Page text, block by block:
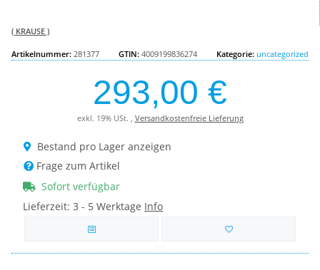
( KRAUSE )
Artikelnummer: 281377 GTIN: 4009199836274 Kategorie: uncategorized
293,00 €
exkl. 19% USt. , Versandkostenfreie Lieferung
Bestand pro Lager anzeigen
Frage zum Artikel
Sofort verfügbar
Lieferzeit: 3 - 5 Werktage Info